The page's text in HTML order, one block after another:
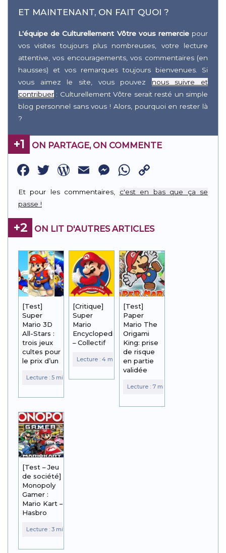
ET MAINTENANT, ON FAIT QUOI ?
L'équipe de Culturellement Vôtre vous remerciepour
vos visites toujours plus nombreuses, votre lecture
attentive, vos encouragements, vos commentaires (en
hausses) et vos remarques toujours bienvenues. Si
vous aimez le site, vous pouvez nous suivre et
contribuer : Culturellement Vôtre serait resté un simple
blog personnel sans vous ! Alors, pourquoi en rester là
?
+1 ON PARTAGE, ON COMMENTE
Facebook
Twitter
WordPress
EmailMessenger
WhatsApp
Link
Et pour les commentaires, c'est en bas que ça se
passe !
+2 ON LIT D'AUTRES ARTICLES
[Test]
Super
Mario 3D
All-Stars :
trois jeux
cultes pour
le prix d’un
[Critique]
Super
Mario
Encyclopedia
– Collectif
[Test]
Paper
Mario The
Origami
King: prise
de risque
en partie
validée
[Test – Jeu
de société]
Monopoly
Gamer :
Mario Kart –
Hasbro